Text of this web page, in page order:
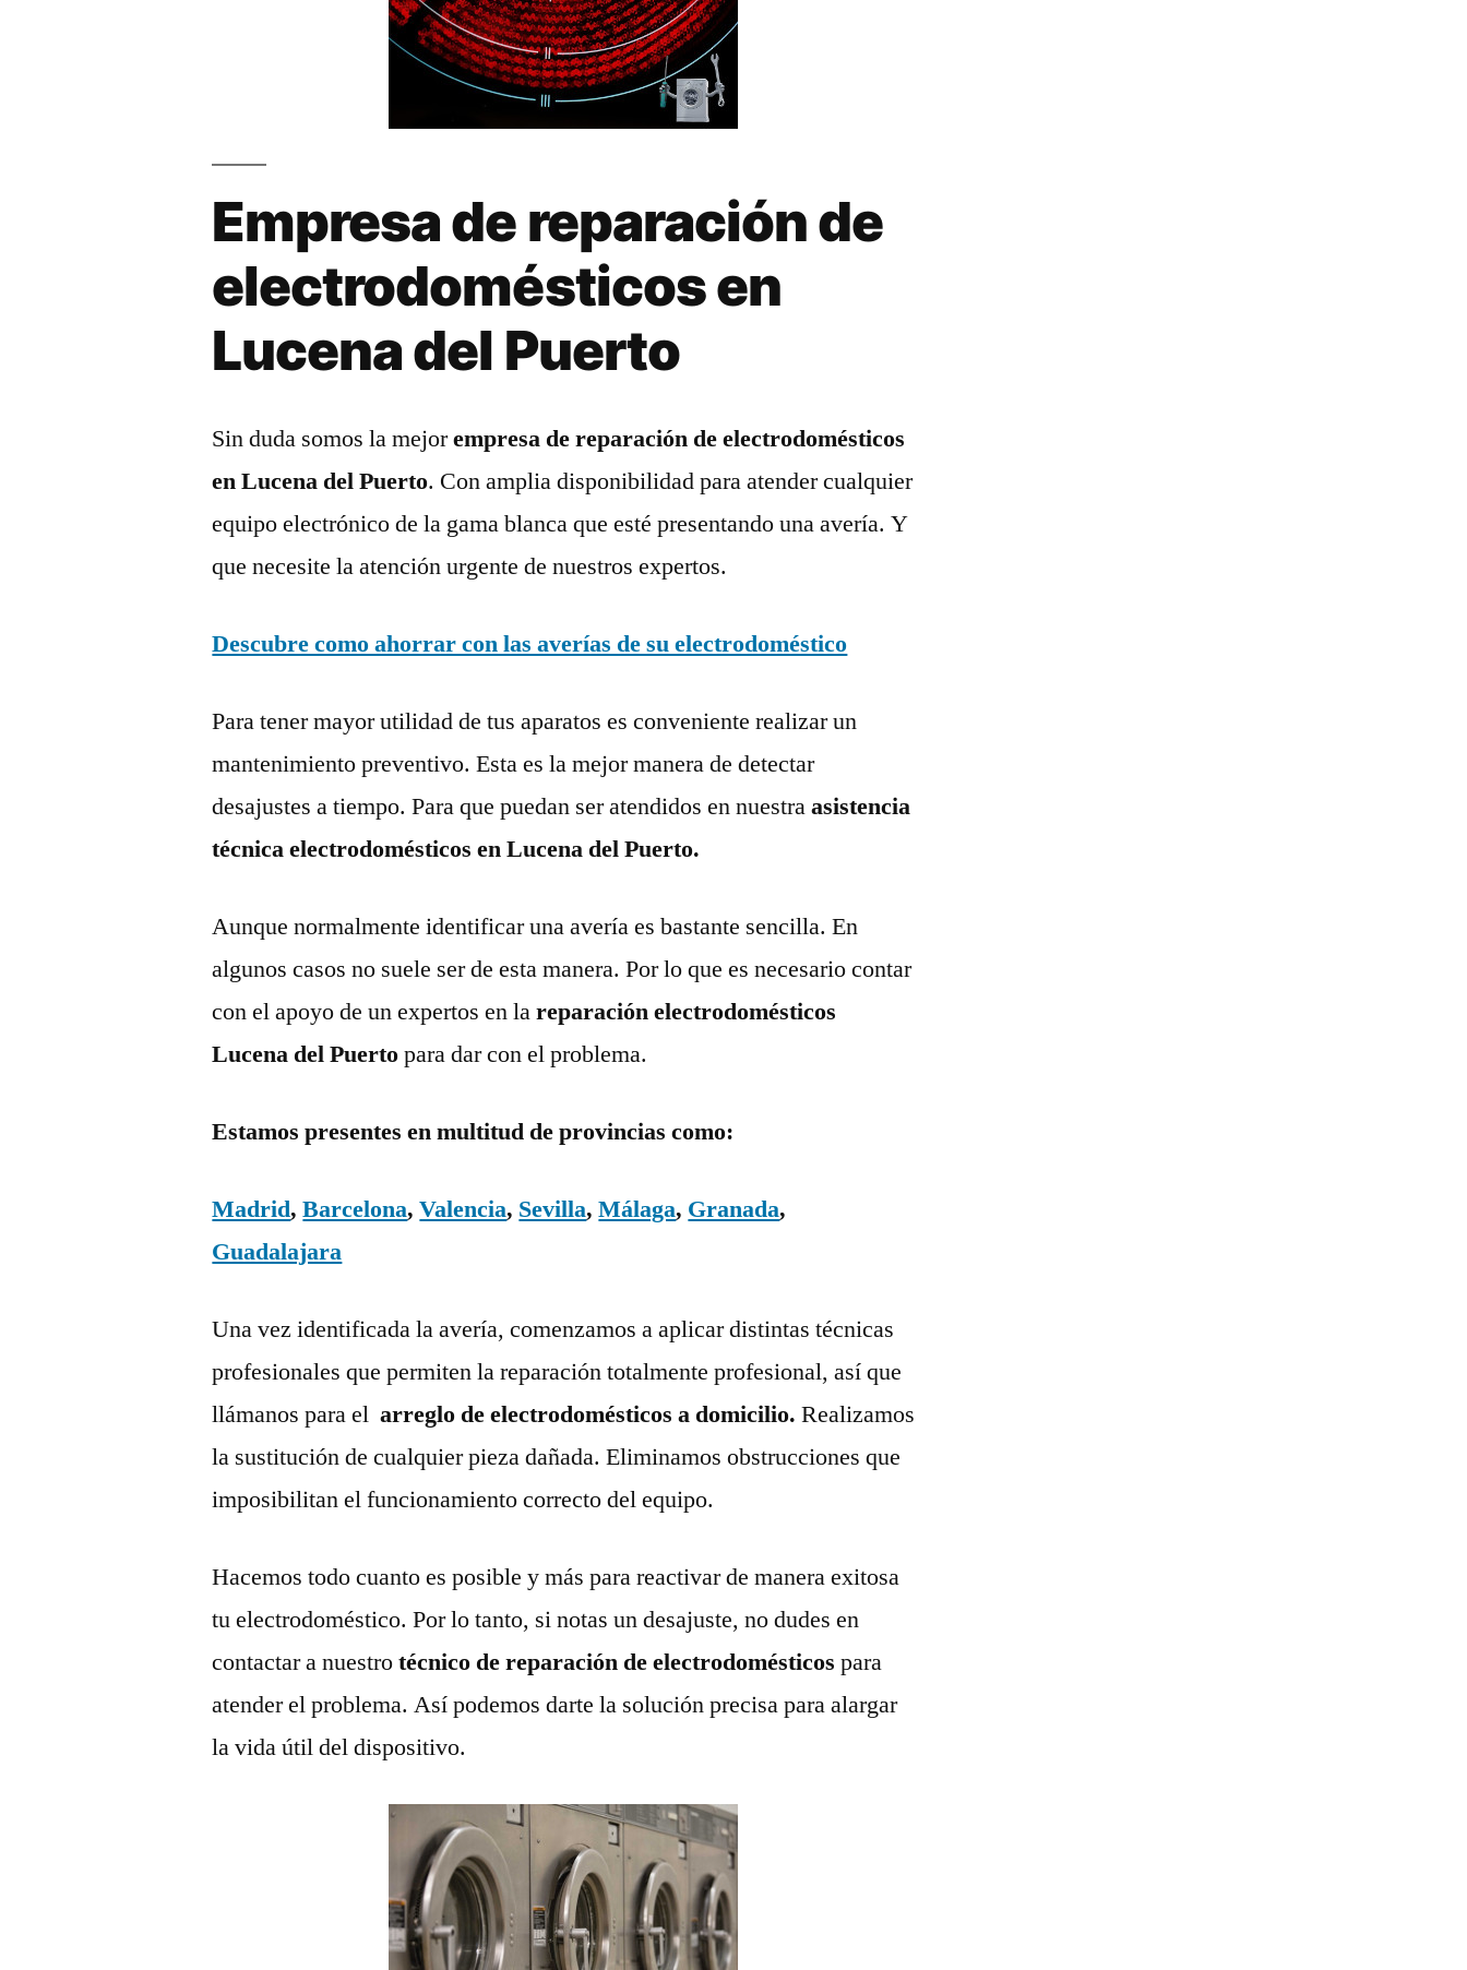
Empresa de reparación de
electrodomésticos en
Lucena del Puerto
Sin duda somos la mejorempresa de reparación de electrodomésticos
en Lucena del Puerto. Con amplia disponibilidad para atender cualquier
equipo electrónico de la gama blanca que esté presentando una avería. Y
que necesite la atención urgente de nuestros expertos.
Descubre como ahorrar con las averías de su electrodoméstico
Para tener mayor utilidad de tus aparatos es conveniente realizar un
mantenimiento preventivo. Esta es la mejor manera de detectar
desajustes a tiempo. Para que puedan ser atendidos en nuestraasistencia
técnica electrodomésticos en Lucena del Puerto.
Aunque normalmente identificar una avería es bastante sencilla. En
algunos casos no suele ser de esta manera. Por lo que es necesario contar
con el apoyo de un expertos en lareparación electrodomésticos
Lucena del Puertopara dar con el problema.
Estamos presentes en multitud de provincias como:
Madrid,Barcelona,Valencia, Sevilla,Málaga, Granada,
Guadalajara
Una vez identificada la avería, comenzamos a aplicar distintas técnicas
profesionales que permiten la reparación totalmente profesional, así que
llámanos para el arreglo de electrodomésticos a domicilio.Realizamos
la sustitución de cualquier pieza dañada. Eliminamos obstrucciones que
imposibilitan el funcionamiento correcto del equipo.
Hacemos todo cuanto es posible y más para reactivar de manera exitosa
tu electrodoméstico. Por lo tanto, si notas un desajuste, no dudes en
contactar a nuestrotécnico de reparación de electrodomésticospara
atender el problema. Así podemos darte la solución precisa para alargar
la vida útil del dispositivo.